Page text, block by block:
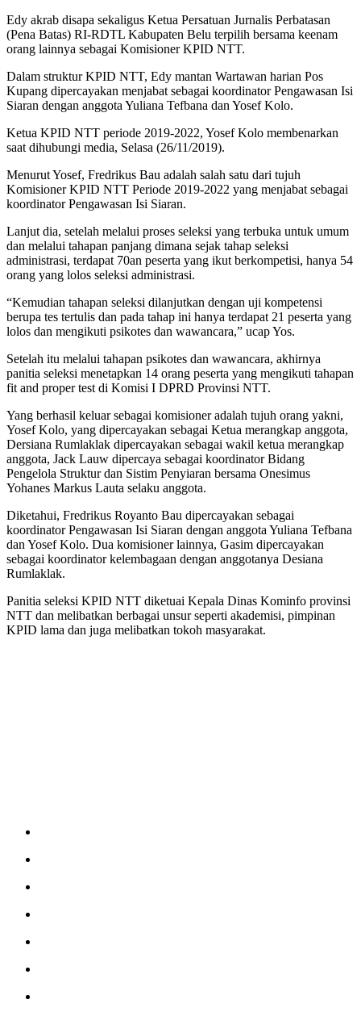
Edy akrab disapa sekaligus Ketua Persatuan Jurnalis Perbatasan
(Pena Batas) RI-RDTL Kabupaten Belu terpilih bersama keenam
orang lainnya sebagai Komisioner KPID NTT.
Dalam struktur KPID NTT, Edy mantan Wartawan harian Pos
Kupang dipercayakan menjabat sebagai koordinator Pengawasan Isi
Siaran dengan anggota Yuliana Tefbana dan Yosef Kolo.
Ketua KPID NTT periode 2019-2022, Yosef Kolo membenarkan
saat dihubungi media, Selasa (26/11/2019).
Menurut Yosef, Fredrikus Bau adalah salah satu dari tujuh
Komisioner KPID NTT Periode 2019-2022 yang menjabat sebagai
koordinator Pengawasan Isi Siaran.
Lanjut dia, setelah melalui proses seleksi yang terbuka untuk umum
dan melalui tahapan panjang dimana sejak tahap seleksi
administrasi, terdapat 70an peserta yang ikut berkompetisi, hanya 54
orang yang lolos seleksi administrasi.
“Kemudian tahapan seleksi dilanjutkan dengan uji kompetensi
berupa tes tertulis dan pada tahap ini hanya terdapat 21 peserta yang
lolos dan mengikuti psikotes dan wawancara,” ucap Yos.
Setelah itu melalui tahapan psikotes dan wawancara, akhirnya
panitia seleksi menetapkan 14 orang peserta yang mengikuti tahapan
fit and proper test di Komisi I DPRD Provinsi NTT.
Yang berhasil keluar sebagai komisioner adalah tujuh orang yakni,
Yosef Kolo, yang dipercayakan sebagai Ketua merangkap anggota,
Dersiana Rumlaklak dipercayakan sebagai wakil ketua merangkap
anggota, Jack Lauw dipercaya sebagai koordinator Bidang
Pengelola Struktur dan Sistim Penyiaran bersama Onesimus
Yohanes Markus Lauta selaku anggota.
Diketahui, Fredrikus Royanto Bau dipercayakan sebagai
koordinator Pengawasan Isi Siaran dengan anggota Yuliana Tefbana
dan Yosef Kolo. Dua komisioner lainnya, Gasim dipercayakan
sebagai koordinator kelembagaan dengan anggotanya Desiana
Rumlaklak.
Panitia seleksi KPID NTT diketuai Kepala Dinas Kominfo provinsi
NTT dan melibatkan berbagai unsur seperti akademisi, pimpinan
KPID lama dan juga melibatkan tokoh masyarakat.